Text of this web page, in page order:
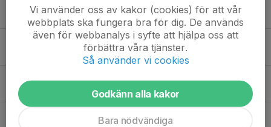
9. Hugo Andersson
10. Emil Isaksson
11. Jacob Andersson
12. Nicodemus Strandberg
Vi använder oss av kakor (cookies) för att vår
webbplats ska fungera bra för dig. De används
även för webbanalys i syfte att hjälpa oss att
förbättra våra tjänster.
Så använder vi cookies
Godkänn alla kakor
Bara nödvändiga